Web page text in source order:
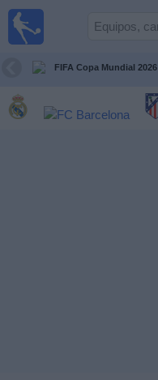
FIFA Copa Mundial 2026
Guía de
Televisados